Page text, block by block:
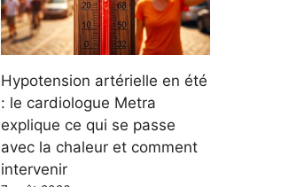
Hypotension artérielle en été
: le cardiologue Metra
explique ce qui se passe
avec la chaleur et comment
intervenir